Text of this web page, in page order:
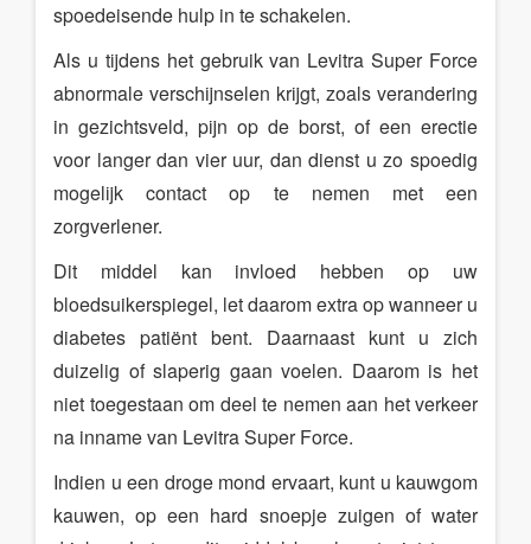
spoedeisende hulp in te schakelen.
Als u tijdens het gebruik van Levitra Super Force
abnormale verschijnselen krijgt, zoals verandering
in gezichtsveld, pijn op de borst, of een erectie
voor langer dan vier uur, dan dienst u zo spoedig
mogelijk contact op te nemen met een
zorgverlener.
Dit middel kan invloed hebben op uw
bloedsuikerspiegel, let daarom extra op wanneer u
diabetes patiënt bent. Daarnaast kunt u zich
duizelig of slaperig gaan voelen. Daarom is het
niet toegestaan om deel te nemen aan het verkeer
na inname van Levitra Super Force.
Indien u een droge mond ervaart, kunt u kauwgom
kauwen, op een hard snoepje zuigen of water